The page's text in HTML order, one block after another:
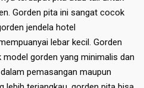
Gorden pita ini sangat cocok
jendela hotel
lebar kecil. Gorden
gorden yang minimalis dan
pemasangan maupun